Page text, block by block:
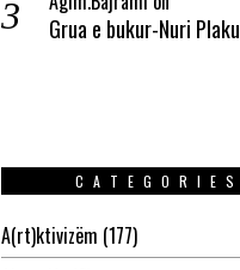
Grua e bukur-Nuri Plaku
CATEGORIES
A(rt)ktivizëm (177)